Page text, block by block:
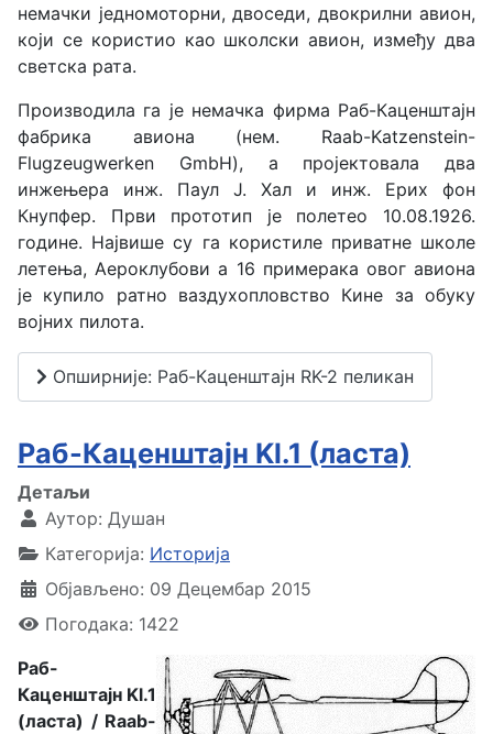
немачки једномоторни, двоседи, двокрилни авион,
који се користио као школски авион, између два
светска рата.
Производила га је немачка фирма Раб-Каценштајн
фабрика авиона (нем. Raab-Katzenstein-
Flugzeugwerken GmbH), a пројектовала два
инжењера инж. Паул Ј. Хал и инж. Ерих фон
Кнупфер. Први прототип је полетео 10.08.1926.
године. Највише су га користиле приватне школе
летења, Аероклубови а 16 примерака овог авиона
је купило ратно ваздухопловство Кине за обуку
војних пилота.
Опширније: Раб-Каценштајн RK-2 пеликан
Раб-Каценштајн Kl.1 (ласта)
Детаљи
Аутор: Душан
Категорија: Историја
Објављено: 09 Децембар 2015
Погодака: 1422
Раб-
Каценштајн Kl.1
(ласта) / Raab-